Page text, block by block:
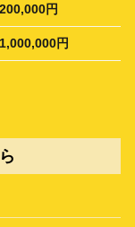
円
円